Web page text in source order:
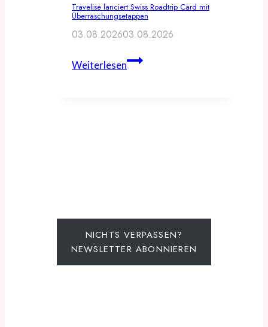
Frankfurt
aus
Travelise lanciert Swiss Roadtrip Card mit
Überraschungsetappen
03.08.202603.08.2026
WeiterlesenTravelise
NICHTS VERPASSEN?
NEWSLETTER ABONNIEREN